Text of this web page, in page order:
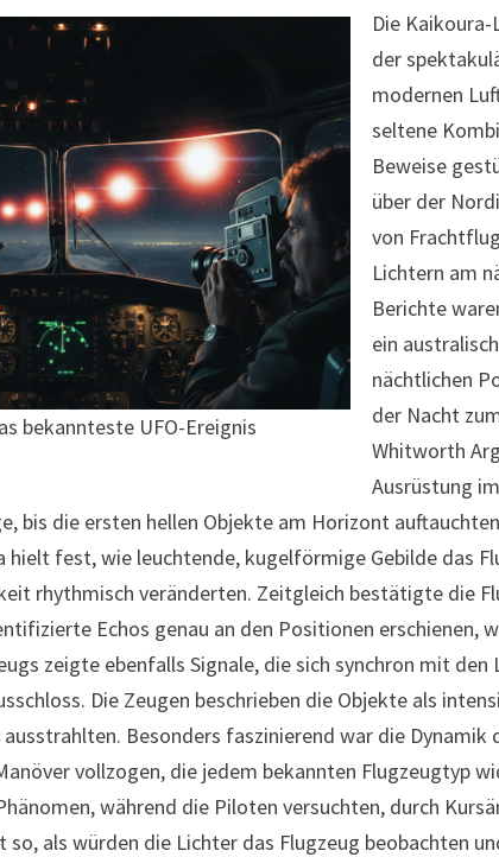
bekannteste UFO-Ereignis
Die
der
modernen
seltene
Beweise
über der
von
Lichtern am
Berichte
ein
nächtlichen
der Nacht
Whitworth
Ausrüstung
bis die ersten hellen Objekte am Horizont
hielt fest, wie leuchtende, kugelförmige Gebilde das
rhythmisch veränderten. Zeitgleich bestätigte die
Echos genau an den Positionen erschienen,
zeigte ebenfalls Signale, die sich synchron mit
Die Zeugen beschrieben die Objekte als
Besonders faszinierend war die Dynamik
vollzogen, die jedem bekannten Flugzeugtyp
während die Piloten versuchten, durch
so, als würden die Lichter das Flugzeug beobachten